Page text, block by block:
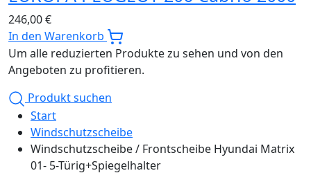
246,00€
In den Warenkorb
Um alle reduzierten Produkte zu sehen und von den
Angeboten zu profitieren.
Produkt suchen
Start
Windschutzscheibe
Windschutzscheibe / Frontscheibe Hyundai Matrix
01- 5-Türig+Spiegelhalter